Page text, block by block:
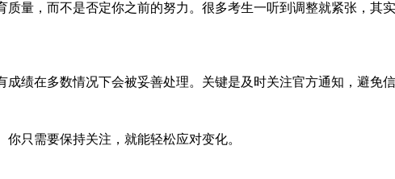
，而不是否定你之前的努力。很多考生一听到调整就紧张，其
在多数情况下会被妥善处理。关键是及时关注官方通知，避免信
只需要保持关注，就能轻松应对变化。